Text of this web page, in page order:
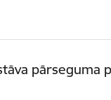
pārseguma